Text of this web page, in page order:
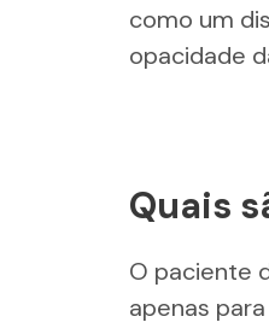
como um
opacidade
Quais
O paciente
apenas